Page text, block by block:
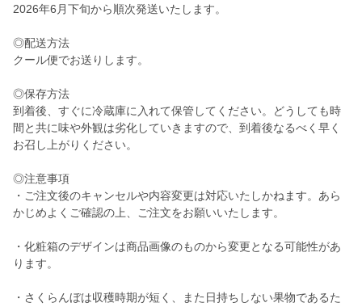
2026年6月下旬から順次発送いたします。
◎配送方法
クール便でお送りします。
◎保存方法
到着後、すぐに冷蔵庫に入れて保管してください。どうしても時
間と共に味や外観は劣化していきますので、到着後なるべく早く
お召し上がりください。
◎注意事項
・ご注文後のキャンセルや内容変更は対応いたしかねます。あら
かじめよくご確認の上、ご注文をお願いいたします。
・化粧箱のデザインは商品画像のものから変更となる可能性があ
ります。
・さくらんぼは収穫時期が短く、また日持ちしない果物であるた